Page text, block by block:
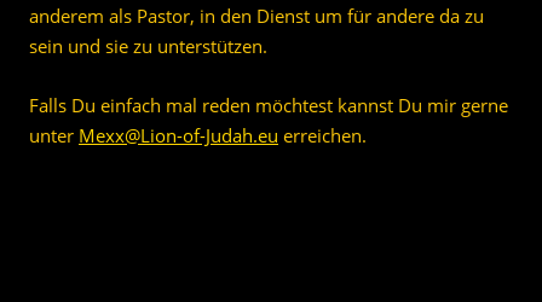
anderem als Pastor, in den Dienst um für andere da zu
sein und sie zu unterstützen.
Falls Du einfach mal reden möchtest kannst Du mir gerne
unter Mexx@Lion-of-Judah.eu erreichen.